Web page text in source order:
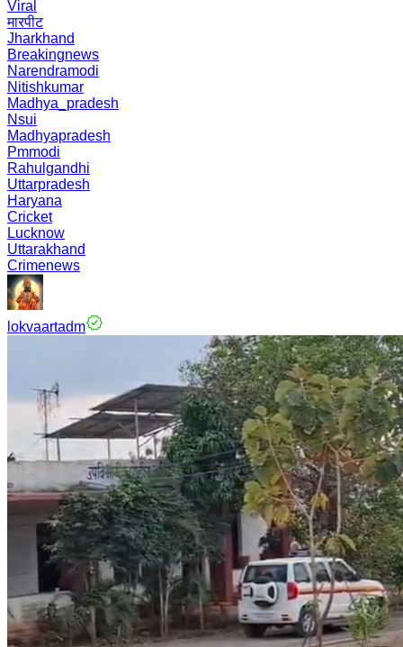
Viral
मारपीट
Jharkhand
Breakingnews
Narendramodi
Nitishkumar
Madhya_pradesh
Nsui
Madhyapradesh
Pmmodi
Rahulgandhi
Uttarpradesh
Haryana
Cricket
Lucknow
Uttarakhand
Crimenews
lokvaartadm